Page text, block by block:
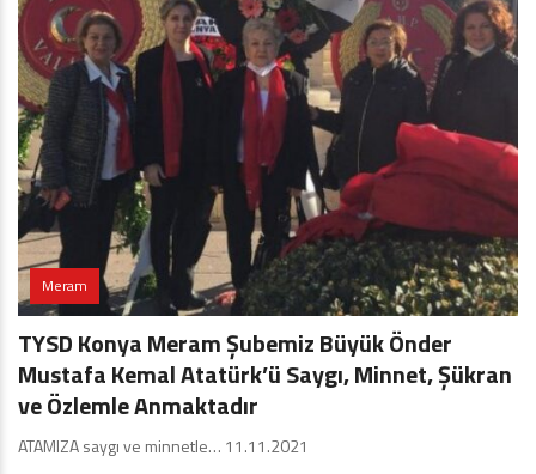
Meram
TYSD Konya Meram Şubemiz Büyük Önder
Mustafa Kemal Atatürk’ü Saygı, Minnet, Şükran
ve Özlemle Anmaktadır
ATAMIZA saygı ve minnetle… 11.11.2021